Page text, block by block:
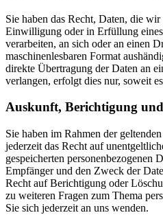
Sie haben das Recht, Daten, die
Einwilligung oder in Erfüllung
verarbeiten, an sich oder an einen
maschinenlesbaren Format
direkte Übertragung der Daten an
verlangen, erfolgt dies nur, soweit
Auskunft, Berichtigung
Sie haben im Rahmen der
jederzeit das Recht auf
gespeicherten personenbezogenen
Empfänger und den Zweck der
Recht auf Berichtigung oder
zu weiteren Fragen zum Thema
Sie sich jederzeit an uns wenden.